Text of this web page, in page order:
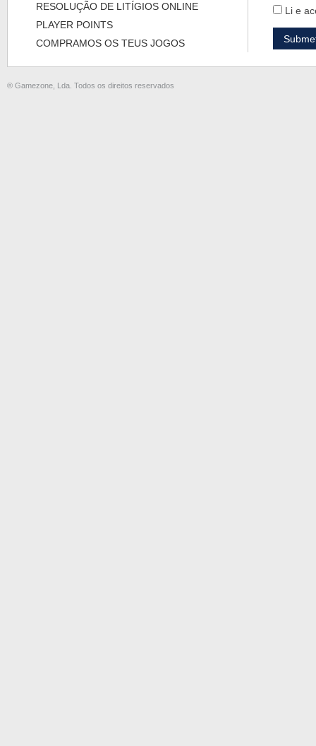
RESOLUÇÃO DE LITÍGIOS ONLINE
PLAYER POINTS
COMPRAMOS OS TEUS JOGOS
Li e
® Gamezone, Lda. Todos os direitos reservados